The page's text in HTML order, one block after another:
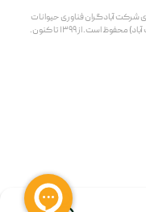
شرکت آبادگران فناوری حیوانات
است. از ۱۳۹۹ تا کنون.